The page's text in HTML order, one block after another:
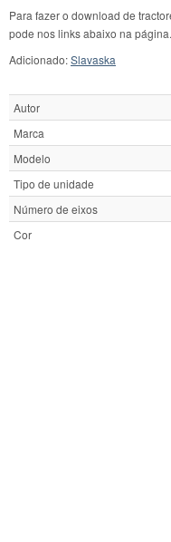
Para fazer o download de
pode nos links abaixo na página.
Adicionado:Slavaska
Autor
Marca
Modelo
Tipo de unidade
Número de eixos
Cor